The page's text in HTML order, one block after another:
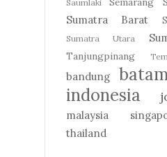
Saumlaki
Sumatra Barat
Sumatra Utara
Tanjungpinang
bandung
indonesia
malaysia
thailand